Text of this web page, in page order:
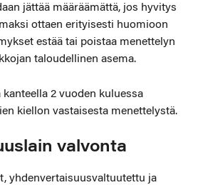
jättää määräämättä, jos hyvitys
ottaen erityisesti huomioon
estää tai poistaa menettelyn
taloudellinen asema.
2 vuoden kuluessa
kiellon vastaisesta menettelystä.
valvonta
yhdenvertaisuusvaltuutettu ja